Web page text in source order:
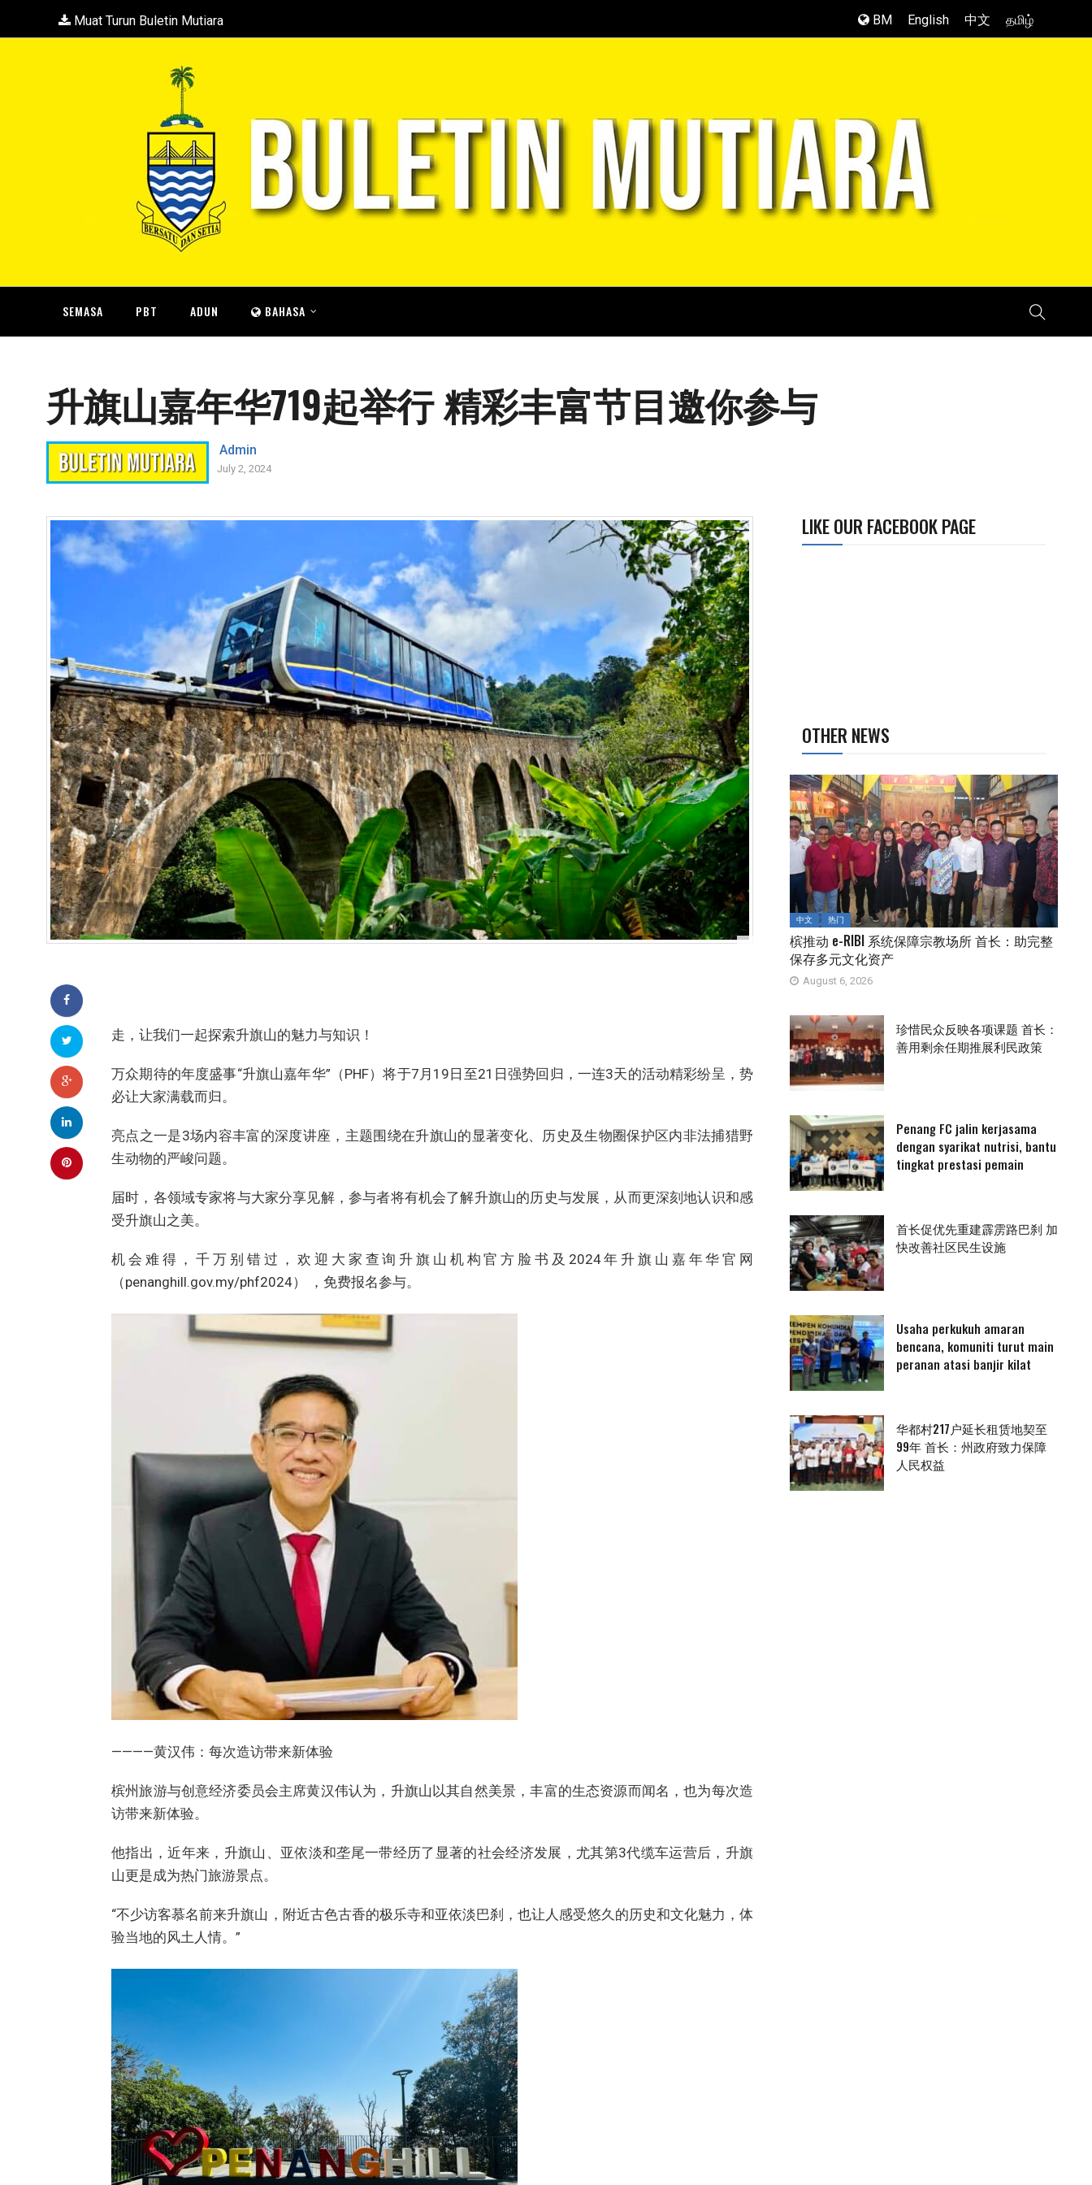
Muat Turun Buletin Mutiara BM English 中文 தமிழ்
SEMASA PBT ADUN BAHASA
升旗山嘉年华719起举行 精彩丰富节目邀你参与
Admin
July 2, 2024
走，让我们一起探索升旗山的魅力与知识！
万众期待的年度盛事“升旗山嘉年华”（PHF）将于7月19日至21日强势回归，一连3天的活动精彩纷呈，势
必让大家满载而归。
亮点之一是3场内容丰富的深度讲座，主题围绕在升旗山的显著变化、历史及生物圈保护区内非法捕猎野
生动物的严峻问题。
届时，各领域专家将与大家分享见解，参与者将有机会了解升旗山的历史与发展，从而更深刻地认识和感
受升旗山之美。
机会难得，千万别错过，欢迎大家查询升旗山机构官方脸书及2024年升旗山嘉年华官网
（penanghill.gov.my/phf2024） ，免费报名参与。
————黄汉伟：每次造访带来新体验
槟州旅游与创意经济委员会主席黄汉伟认为，升旗山以其自然美景，丰富的生态资源而闻名，也为每次造
访带来新体验。
他指出，近年来，升旗山、亚依淡和垄尾一带经历了显著的社会经济发展，尤其第3代缆车运营后，升旗
山更是成为热门旅游景点。
“不少访客慕名前来升旗山，附近古色古香的极乐寺和亚依淡巴刹，也让人感受悠久的历史和文化魅力，体
验当地的风土人情。”
LIKE OUR FACEBOOK PAGE
OTHER NEWS
中文 热门
槟推动 e-RIBI 系统保障宗教场所 首长：助完整
保存多元文化资产
August 6, 2026
珍惜民众反映各项课题 首长：
善用剩余任期推展利民政策
Penang FC jalin kerjasama
dengan syarikat nutrisi, bantu
tingkat prestasi pemain
首长促优先重建霹雳路巴刹 加
快改善社区民生设施
Usaha perkukuh amaran
bencana, komuniti turut main
peranan atasi banjir kilat
华都村217户延长租赁地契至
99年 首长：州政府致力保障
人民权益